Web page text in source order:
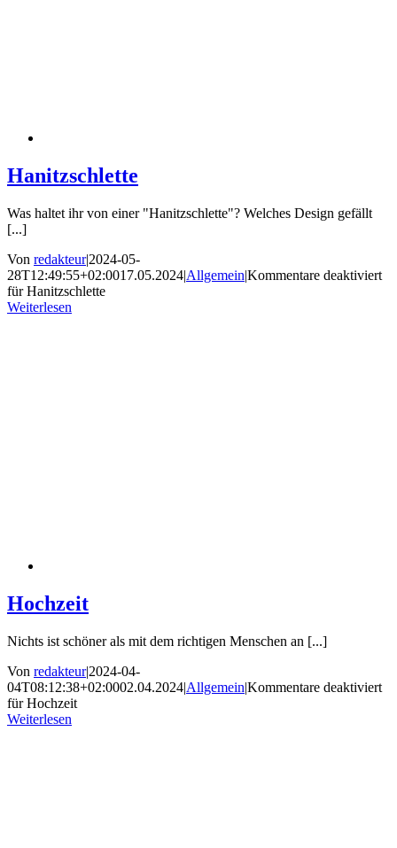
Hanitzschlette
Was haltet ihr von einer "Hanitzschlette"? Welches Design gefällt
[...]
Von redakteur|2024-05-
28T12:49:55+02:0017.05.2024|Allgemein|Kommentare deaktiviert
für Hanitzschlette
Weiterlesen
Hochzeit
Nichts ist schöner als mit dem richtigen Menschen an [...]
Von redakteur|2024-04-
04T08:12:38+02:0002.04.2024|Allgemein|Kommentare deaktiviert
für Hochzeit
Weiterlesen